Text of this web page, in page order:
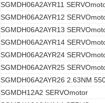
SGMDH06A2AYR11
SGMDH06A2AYR12
SGMDH06A2AYR13
SGMDH06A2AYR14
SGMDH06A2AYR24
SGMDH06A2AYR25
SGMDH06A2AYR26 2.63NM
SGMDH12A2 SERVOmotor